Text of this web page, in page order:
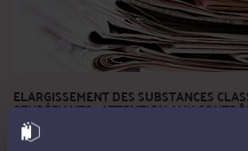
ELARGISSEMENT DES SUBSTANCES
STUPÉFIANTS , ATTENTION AUX
ParEmilie LIMOUX